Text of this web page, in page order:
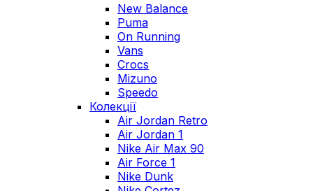
New Balance
Puma
On Running
Vans
Crocs
Mizuno
Speedo
Колекції
Air Jordan Retro
Air Jordan 1
Nike Air Max 90
Air Force 1
Nike Dunk